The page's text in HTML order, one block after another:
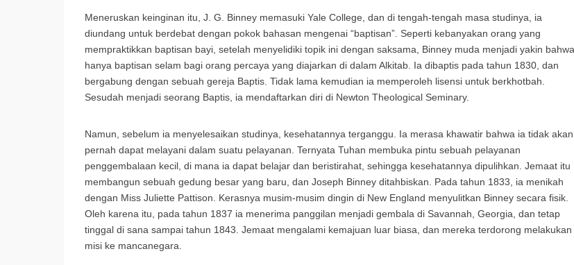
Meneruskan keinginan itu, J. G. Binney memasuki Yale College, dan di tengah-tengah masa studinya, ia
diundang untuk berdebat dengan pokok bahasan mengenai “baptisan”. Seperti kebanyakan orang yang
mempraktikkan baptisan bayi, setelah menyelidiki topik ini dengan saksama, Binney muda menjadi yakin bahwa
hanya baptisan selam bagi orang percaya yang diajarkan di dalam Alkitab. Ia dibaptis pada tahun 1830, dan
bergabung dengan sebuah gereja Baptis. Tidak lama kemudian ia memperoleh lisensi untuk berkhotbah.
Sesudah menjadi seorang Baptis, ia mendaftarkan diri di Newton Theological Seminary.
Namun, sebelum ia menyelesaikan studinya, kesehatannya terganggu. Ia merasa khawatir bahwa ia tidak akan
pernah dapat melayani dalam suatu pelayanan. Ternyata Tuhan membuka pintu sebuah pelayanan
penggembalaan kecil, di mana ia dapat belajar dan beristirahat, sehingga kesehatannya dipulihkan. Jemaat itu
membangun sebuah gedung besar yang baru, dan Joseph Binney ditahbiskan. Pada tahun 1833, ia menikah
dengan Miss Juliette Pattison. Kerasnya musim-musim dingin di New England menyulitkan Binney secara fisik.
Oleh karena itu, pada tahun 1837 ia menerima panggilan menjadi gembala di Savannah, Georgia, dan tetap
tinggal di sana sampai tahun 1843. Jemaat mengalami kemajuan luar biasa, dan mereka terdorong melakukan
misi ke mancanegara.